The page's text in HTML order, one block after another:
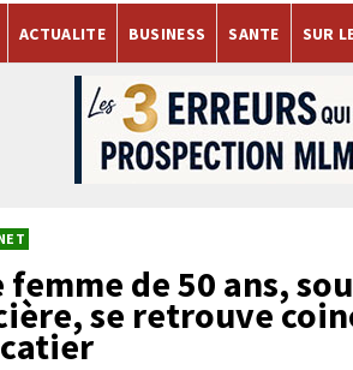
ACTUALITE BUSINESS SANTE SUR
femme de 50 ans,
se retrouve